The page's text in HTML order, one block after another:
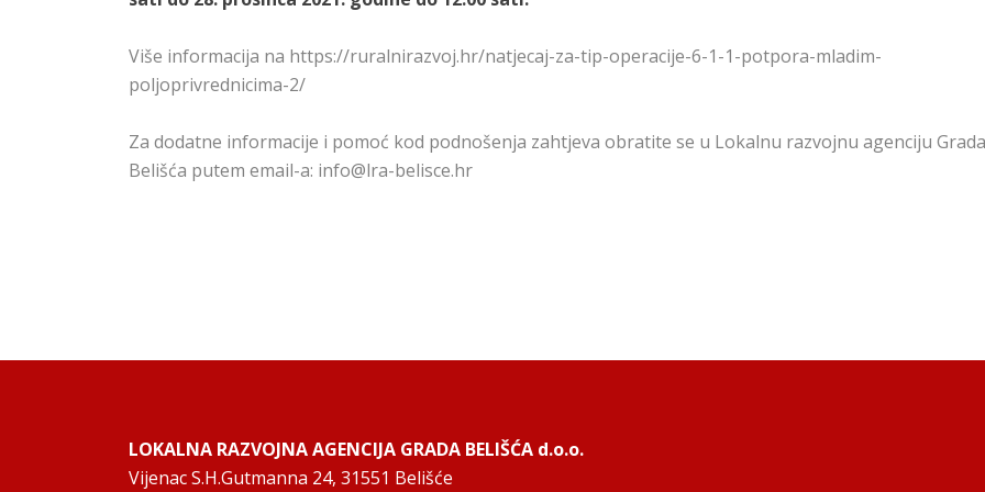
Više informacija na https://ruralnirazvoj.hr/natjecaj-za-tip-operacije-6-1-1-potpora-mladim-
poljoprivrednicima-2/
Za dodatne informacije i pomoć kod podnošenja zahtjeva obratite se u Lokalnu razvojnu agenciju Grada
Belišća putem email-a: info@lra-belisce.hr
LOKALNA RAZVOJNA AGENCIJA GRADA BELIŠĆA d.o.o.
Vijenac S.H.Gutmanna 24, 31551 Belišće